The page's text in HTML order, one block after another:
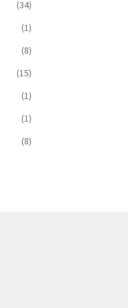
(34)
(1)
(8)
(15)
(1)
(1)
(8)